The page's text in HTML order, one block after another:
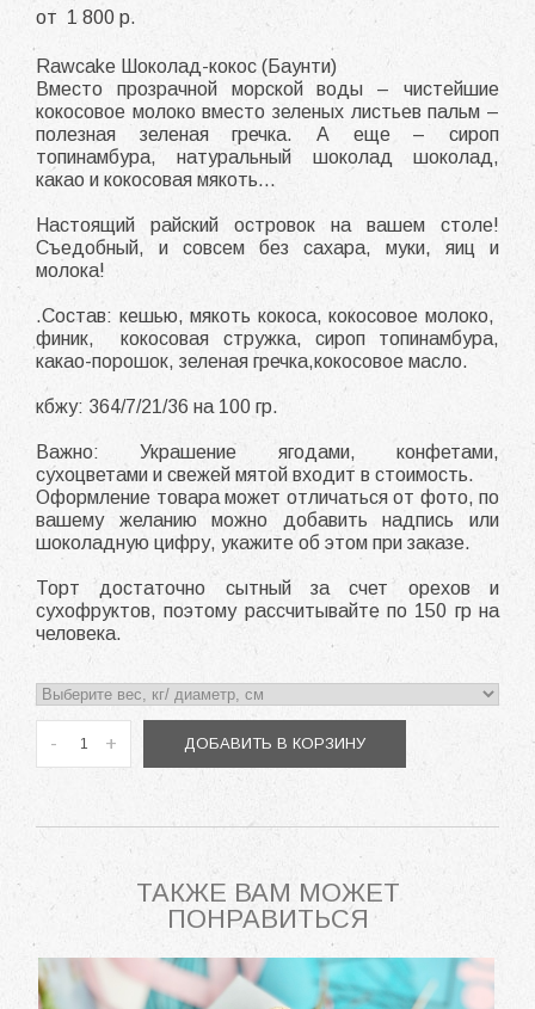
от 1 800 p.
Rawcake Шоколад-кокос (Баунти)
Вместо прозрачной морской воды – чистейшие
кокосовое молоко вместо зеленых листьев пальм –
полезная зеленая гречка. А еще – сироп
топинамбура, натуральный шоколад шоколад,
какао и кокосовая мякоть…
Настоящий райский островок на вашем столе!
Съедобный, и совсем без сахара, муки, яиц и
молока!
.Состав: кешью, мякоть кокоса, кокосовое молоко,
финик, кокосовая стружка, сироп топинамбура,
какао-порошок, зеленая гречка,кокосовое масло.
кбжу: 364/7/21/36 на 100 гр.
Важно: Украшение ягодами, конфетами,
сухоцветами и свежей мятой входит в стоимость.
Оформление товара может отличаться от фото, по
вашему желанию можно добавить надпись или
шоколадную цифру, укажите об этом при заказе.
Торт достаточно сытный за счет орехов и
сухофруктов, поэтому рассчитывайте по 150 гр на
человека.
- + ДОБАВИТЬ В КОРЗИНУ
ТАКЖЕ ВАМ МОЖЕТ
ПОНРАВИТЬСЯ